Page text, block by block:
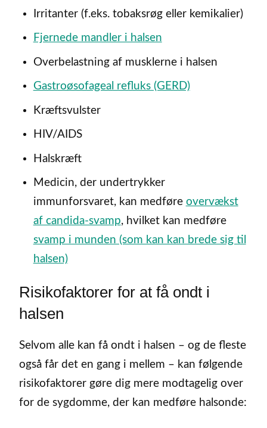
Irritanter (f.eks. tobaksrøg eller kemikalier)
Fjernede mandler i halsen
Overbelastning af musklerne i halsen
Gastroøsofageal refluks (GERD)
Kræftsvulster
HIV/AIDS
Halskræft
Medicin, der undertrykker
immunforsvaret, kan medføre overvækst
af candida-svamp, hvilket kan medføre
svamp i munden (som kan kan brede sig til
halsen)
Risikofaktorer for at få ondt i
halsen
Selvom alle kan få ondt i halsen – og de fleste
også får det en gang i mellem – kan følgende
risikofaktorer gøre dig mere modtagelig over
for de sygdomme, der kan medføre halsonde: